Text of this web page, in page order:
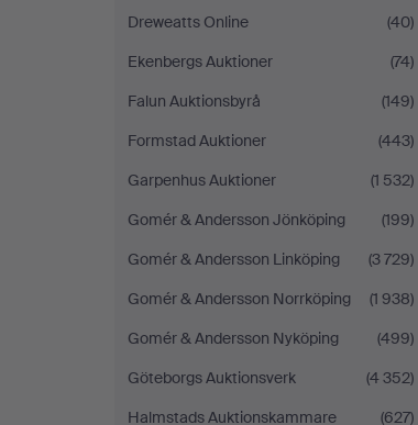
Dreweatts Online
(40)
Ekenbergs Auktioner
(74)
Falun Auktionsbyrå
(149)
Formstad Auktioner
(443)
Garpenhus Auktioner
(1 532)
Gomér & Andersson Jönköping
(199)
Gomér & Andersson Linköping
(3 729)
Gomér & Andersson Norrköping
(1 938)
Gomér & Andersson Nyköping
(499)
Göteborgs Auktionsverk
(4 352)
Halmstads Auktionskammare
(627)